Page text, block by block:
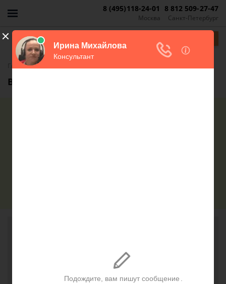
Москва
8 (495)118-24-01
Санкт-Петербург
8 812 509-27-47
Главная
Вопросы юристу
Ситуация такая, мой дедушка умер оставив
на 3 детей (дом, времянка, гараж, и